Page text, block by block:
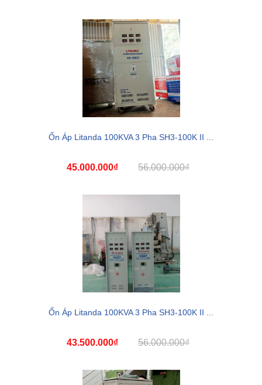
Ổn Áp Litanda 100KVA 3 Pha SH3-100K II ...
45.000.000₫ 56.000.000₫
Ổn Áp Litanda 100KVA 3 Pha SH3-100K II ...
43.500.000₫ 56.000.000₫